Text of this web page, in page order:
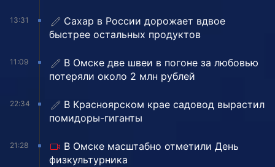
13:31
Сахар в России дорожает вдвое
быстрее остальных продуктов
11:09
В Омске две швеи в погоне за любовью
потеряли около 2 млн рублей
22:34
В Красноярском крае садовод вырастил
помидоры-гиганты
21:28
В Омске масштабно отметили День
физкультурника